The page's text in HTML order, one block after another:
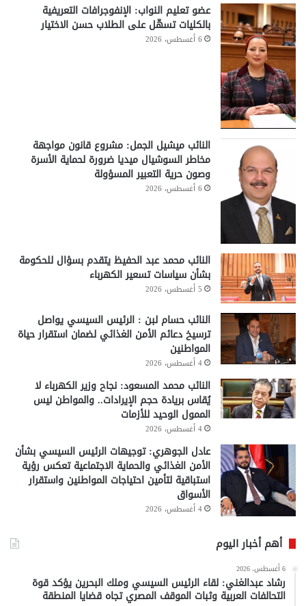
عضو تعليم النواب: الإنفوجرافات التعريفية
بالكليات تسهّل على الطلاب حسن الاختيار
6 أغسطس، 2026
النائب ميشيل الجمل: مشروع قانون مواجهة
مخاطر السوشيال ميديا ضرورة لحماية الأسرة
وصون حرية التعبير المسؤولة
6 أغسطس، 2026
النائب محمد عبد الحفيظ يتقدم بسؤال للحكومة
بشأن سياسات تسعير الكهرباء
5 أغسطس، 2026
النائب حسام لبن : الرئيس السيسي يواصل
ترسيخ دعائم الأمن الغذائي لضمان استقرار حياة
المواطنين
4 أغسطس، 2026
النائب محمد المسعود: نجاح وزير الكهرباء لا
يُقاس بريادة حجم الإيرادات.. والمواطن ليس
الممول الوحيد للأزمات
4 أغسطس، 2026
عادل الجوهري: توجيهات الرئيس السيسي بشأن
الأمن الغذائي والحماية الاجتماعية تعكس رؤية
استباقية لتأمين احتياجات المواطنين واستقرار
الأسواق
4 أغسطس، 2026
أهم أخبار اليوم
6 أغسطس، 2026
رشاد عبدالغني: لقاء الرئيس السيسي وملك البحرين يؤكد قوة
التحالفات العربية وثبات الموقف المصري تجاه قضايا المنطقة